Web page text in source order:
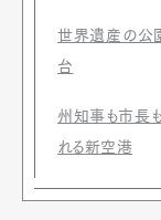
世界遺産の公
台
州知事も市長
れる新空港